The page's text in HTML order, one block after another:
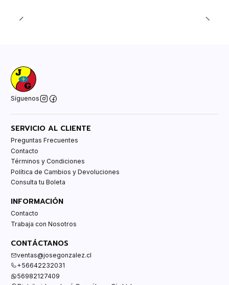
Síguenos
SERVICIO AL CLIENTE
Preguntas Frecuentes
Contacto
Términos y Condiciones
Política de Cambios y Devoluciones
Consulta tu Boleta
INFORMACIÓN
Contacto
Trabaja con Nosotros
CONTÁCTANOS
ventas@josegonzalez.cl
+56642232031
56982127409